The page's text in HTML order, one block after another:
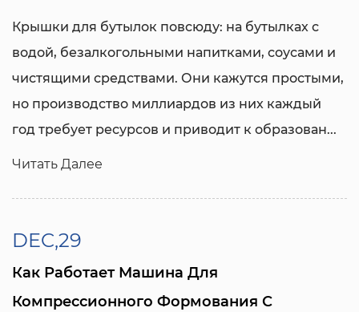
Крышки для бутылок повсюду: на бутылках с
водой, безалкогольными напитками, соусами и
чистящими средствами. Они кажутся простыми,
но производство миллиардов из них каждый
год требует ресурсов и приводит к образован...
Читать Далее
DEC,29
Как Работает Машина Для
Компрессионного Формования С